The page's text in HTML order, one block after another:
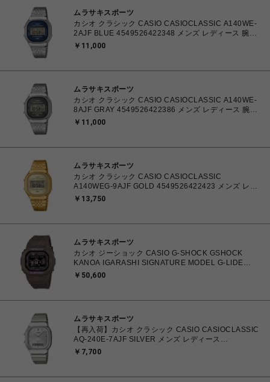
ムラサキスポーツ
カシオ クラシック CASIO CASIOCLASSIC A140WE-
2AJF BLUE 4549526422348 メンズ レディース 腕時
￥11,000
ムラサキスポーツ
カシオ クラシック CASIO CASIOCLASSIC A140WE-
8AJF GRAY 4549526422386 メンズ レディース 腕時
￥11,000
ムラサキスポーツ
カシオ クラシック CASIO CASIOCLASSIC
A140WEG-9AJF GOLD 4549526422423 メンズ レデ
ィース 腕時計 国内正規品 【送料無料 北海道/沖縄/離島
￥13,750
ムラサキスポーツ
カシオ ジーショック CASIO G-SHOCK GSHOCK
KANOA IGARASHI SIGNATURE MODEL G-LIDE
GBX-H5600 Series GBX-H5600KI-5JR メンズ 腕時計
￥50,600
ムラサキスポーツ
【再入荷】カシオ クラシック CASIO CASIOCLASSIC
AQ-240E-7AJF SILVER メンズ レディース
4549526409615 腕時計 国内正規品 【 北海道/沖縄/離
￥7,700